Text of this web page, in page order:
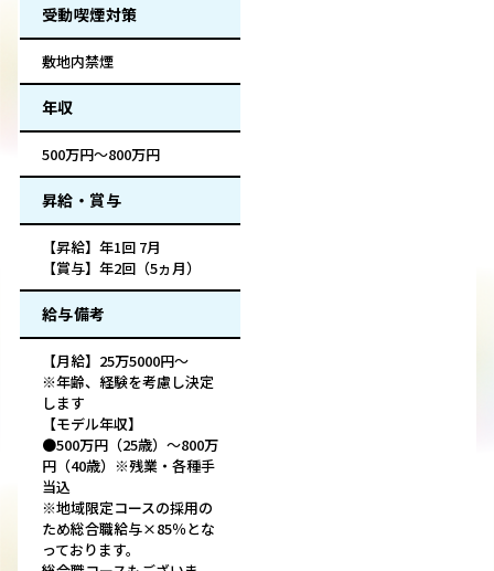
受動喫煙対策
敷地内禁煙
年収
500万円～800万円
昇給・賞与
【昇給】年1回 7月
【賞与】年2回（5ヵ月）
給与備考
【月給】25万5000円～
※年齢、経験を考慮し決定
します
【モデル年収】
●500万円（25歳）～800万
円（40歳）※残業・各種手
当込
※地域限定コースの採用の
ため総合職給与×85％とな
っております。